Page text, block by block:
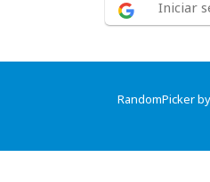
Iniciar
RandomPicker